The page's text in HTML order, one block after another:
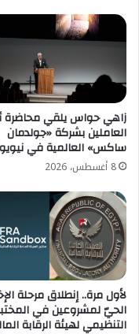
زاهي حواس يلقي محاضرة
العاملين بشركة «جولدمان
ساكس» العالمية في
8 أغسطس، 2026
لأول مرة.. إنطلاق مرحلة
الحيّ لمشروعين في
التنظيمي لهيئة الرقابة